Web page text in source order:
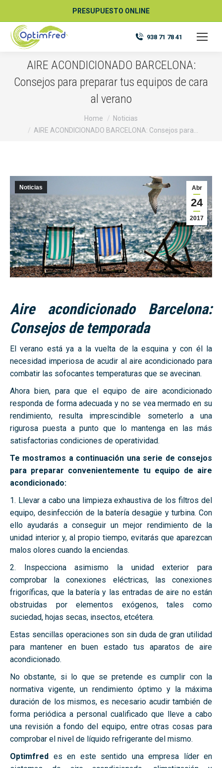
PRESUPUESTO ONLINE
938 71 78 41
AIRE ACONDICIONADO BARCELONA:
Consejos para preparar tus equipos de cara
al verano
Home
Noticias
AIRE ACONDICIONADO BARCELONA: Consejos para…
Abr
24
2017
Noticias
Aire acondicionado Barcelona:
Consejos de temporada
El verano está ya a la vuelta de la esquina y con él la
necesidad imperiosa de acudir al aire acondicionado para
combatir las sofocantes temperaturas que se avecinan.
Ahora bien, para que el equipo de aire acondicionado
responda de forma adecuada y no se vea mermado en su
rendimiento, resulta imprescindible someterlo a una
rigurosa puesta a punto que lo mantenga en las más
satisfactorias condiciones de operatividad.
Te mostramos a continuación una serie de consejos
para preparar convenientemente tu equipo de aire
acondicionado:
1. Llevar a cabo una limpieza exhaustiva de los filtros del
equipo, desinfección de la batería desagüe y turbina. Con
ello ayudarás a conseguir un mejor rendimiento de la
unidad interior y, al propio tiempo, evitarás que aparezcan
malos olores cuando la enciendas.
2. Inspecciona asimismo la unidad exterior para
comprobar la conexiones eléctricas, las conexiones
frigoríficas, que la batería y las entradas de aire no están
obstruidas por elementos exógenos, tales como
suciedad, hojas secas, insectos, etcétera.
Estas sencillas operaciones son sin duda de gran utilidad
para mantener en buen estado tus aparatos de aire
acondicionado.
No obstante, si lo que se pretende es cumplir con la
normativa vigente, un rendimiento óptimo y la máxima
duración de los mismos, es necesario acudir también de
forma periódica a personal cualificado que lleve a cabo
una revisión a fondo del equipo, entre otras cosas para
comprobar el nivel de líquido refrigerante del mismo.
Optimfred es en este sentido una empresa líder en